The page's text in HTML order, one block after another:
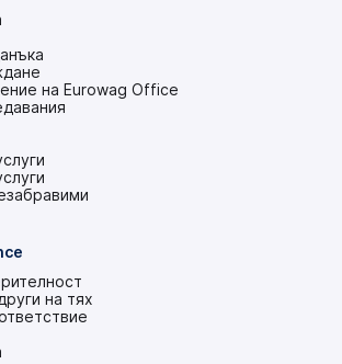
на Eurowag Office
на тях